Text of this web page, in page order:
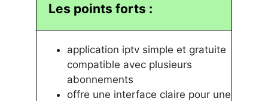
Les points forts :
application iptv simple et gratuite
compatible avec plusieurs
abonnements
offre une interface claire pour une